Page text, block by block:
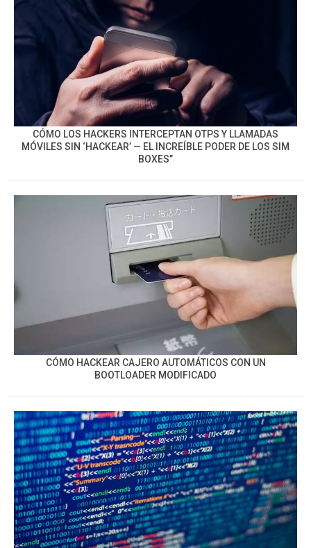
CÓMO LOS HACKERS INTERCEPTAN OTPS Y LLAMADAS
MÓVILES SIN ‘HACKEAR’ — EL INCREÍBLE PODER DE LOS SIM
BOXES”
CÓMO HACKEAR CAJERO AUTOMÁTICOS CON UN
BOOTLOADER MODIFICADO